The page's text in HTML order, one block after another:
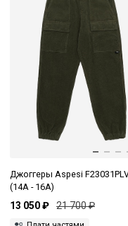
Джоггеры Aspesi
(14A - 16A)
13 050 ₽ 21 700 ₽